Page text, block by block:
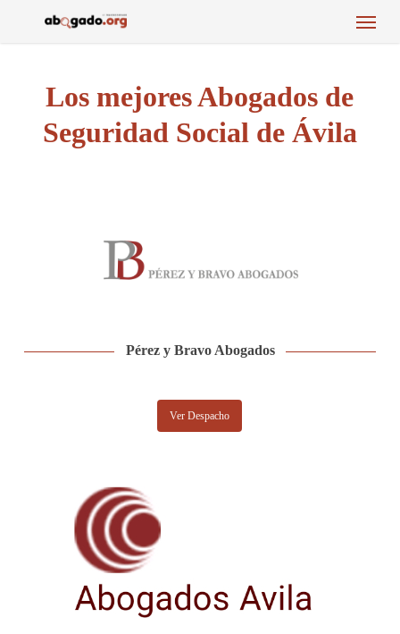
Menu
Los mejores Abogados de
Seguridad Social de Ávila
Pérez y Bravo Abogados
Ver Despacho